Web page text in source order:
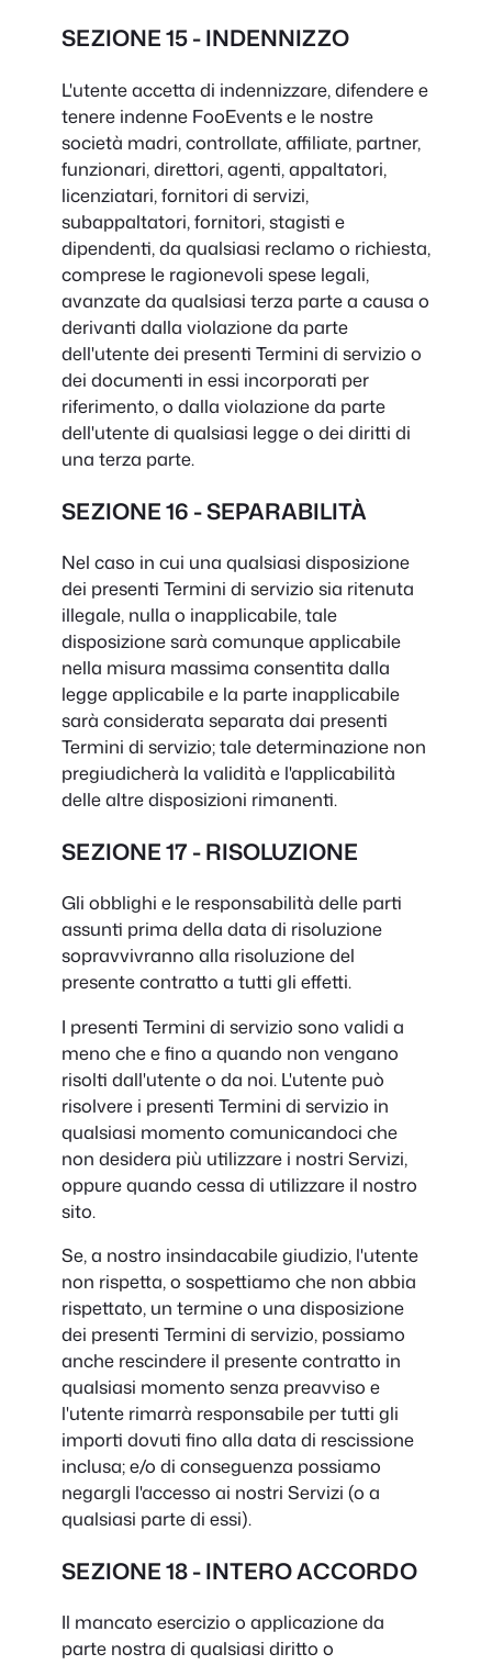
SEZIONE 15 - INDENNIZZO
L'utente accetta di indennizzare, difendere e
tenere indenne FooEvents e le nostre
società madri, controllate, affiliate, partner,
funzionari, direttori, agenti, appaltatori,
licenziatari, fornitori di servizi,
subappaltatori, fornitori, stagisti e
dipendenti, da qualsiasi reclamo o richiesta,
comprese le ragionevoli spese legali,
avanzate da qualsiasi terza parte a causa o
derivanti dalla violazione da parte
dell'utente dei presenti Termini di servizio o
dei documenti in essi incorporati per
riferimento, o dalla violazione da parte
dell'utente di qualsiasi legge o dei diritti di
una terza parte.
SEZIONE 16 - SEPARABILITÀ
Nel caso in cui una qualsiasi disposizione
dei presenti Termini di servizio sia ritenuta
illegale, nulla o inapplicabile, tale
disposizione sarà comunque applicabile
nella misura massima consentita dalla
legge applicabile e la parte inapplicabile
sarà considerata separata dai presenti
Termini di servizio; tale determinazione non
pregiudicherà la validità e l'applicabilità
delle altre disposizioni rimanenti.
SEZIONE 17 - RISOLUZIONE
Gli obblighi e le responsabilità delle parti
assunti prima della data di risoluzione
sopravvivranno alla risoluzione del
presente contratto a tutti gli effetti.
I presenti Termini di servizio sono validi a
meno che e fino a quando non vengano
risolti dall'utente o da noi. L'utente può
risolvere i presenti Termini di servizio in
qualsiasi momento comunicandoci che
non desidera più utilizzare i nostri Servizi,
oppure quando cessa di utilizzare il nostro
sito.
Se, a nostro insindacabile giudizio, l'utente
non rispetta, o sospettiamo che non abbia
rispettato, un termine o una disposizione
dei presenti Termini di servizio, possiamo
anche rescindere il presente contratto in
qualsiasi momento senza preavviso e
l'utente rimarrà responsabile per tutti gli
importi dovuti fino alla data di rescissione
inclusa; e/o di conseguenza possiamo
negargli l'accesso ai nostri Servizi (o a
qualsiasi parte di essi).
SEZIONE 18 - INTERO ACCORDO
Il mancato esercizio o applicazione da
parte nostra di qualsiasi diritto o